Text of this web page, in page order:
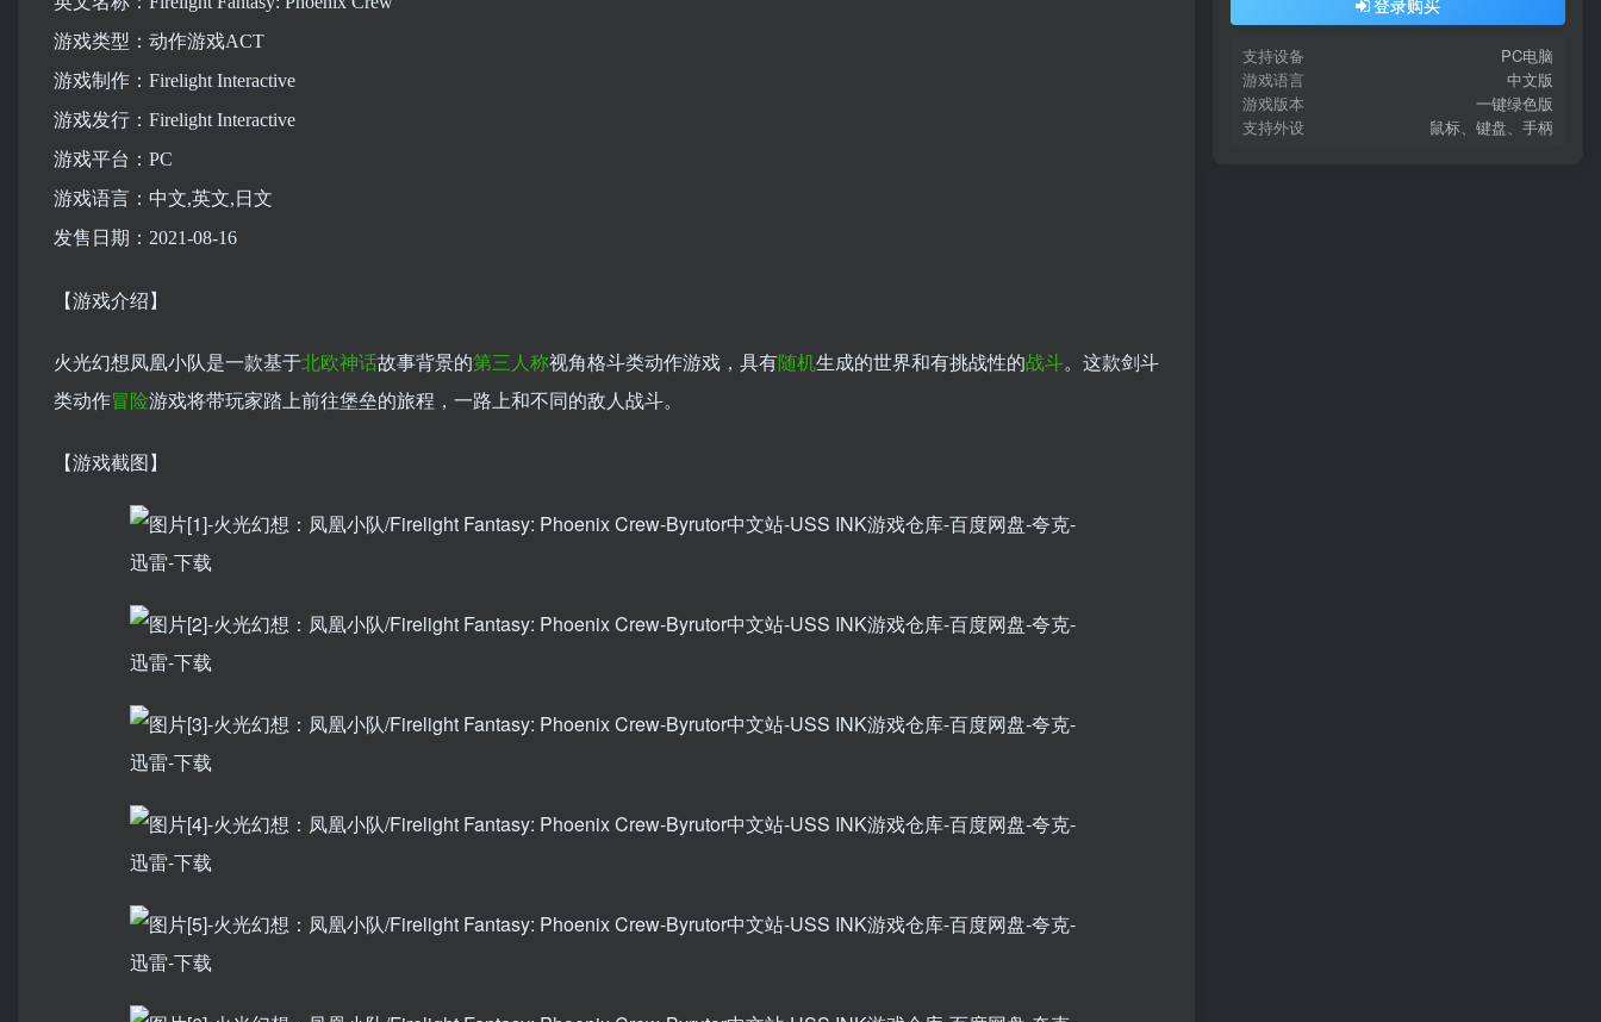
游戏类型：动作游戏ACT
游戏制作：Firelight Interactive
游戏发行：Firelight Interactive
游戏平台：PC
游戏语言：中文,英文,日文
发售日期：2021-08-16
【游戏介绍】
火光幻想凤凰小队是一款基于北欧神话故事背景的第三人称视角格斗类动作游戏，具有随机生成的世界和有挑战性的战斗。这款剑斗
类动作冒险游戏将带玩家踏上前往堡垒的旅程，一路上和不同的敌人战斗。
【游戏截图】
支持设备
PC电脑
游戏语言
中文版
游戏版本
一键绿色版
支持外设
鼠标、键盘、手柄